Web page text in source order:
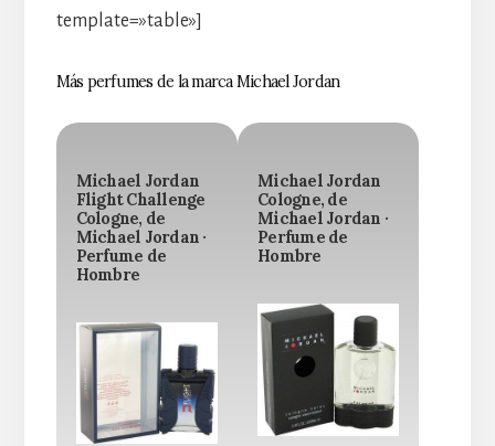
template=»table»]
Más perfumes de la marca Michael Jordan
Michael Jordan
Flight Challenge
Cologne, de
Michael Jordan ·
Perfume de
Hombre
Michael Jordan
Cologne, de
Michael Jordan ·
Perfume de
Hombre